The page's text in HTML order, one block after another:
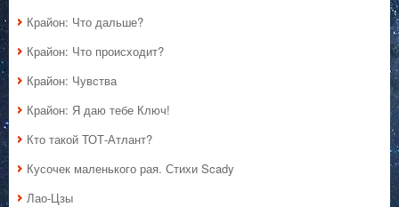
Крайон: Что дальше?
Крайон: Что происходит?
Крайон: Чувства
Крайон: Я даю тебе Ключ!
Кто такой ТОТ-Атлант?
Кусочек маленького рая. Стихи Scady
Лао-Цзы